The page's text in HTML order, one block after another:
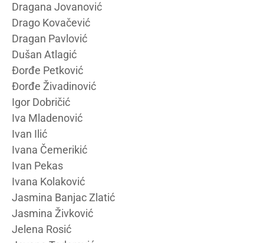
Dragana Jovanović
Drago Kovačević
Dragan Pavlović
Dušan Atlagić
Đorđe Petković
Đorđe Živadinović
Igor Dobričić
Iva Mladenović
Ivan Ilić
Ivana Čemerikić
Ivan Pekas
Ivana Kolaković
Jasmina Banjac Zlatić
Jasmina Živković
Jelena Rosić